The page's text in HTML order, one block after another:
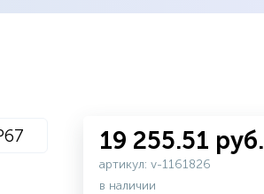
19 255.51 руб.
артикул: v-1161826
в наличии